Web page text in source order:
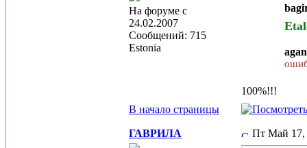
На форуме с
24.02.2007
Сообщений: 715
Estonia
100%!!!
В начало страницы
ГАВРИЛА Пт Май